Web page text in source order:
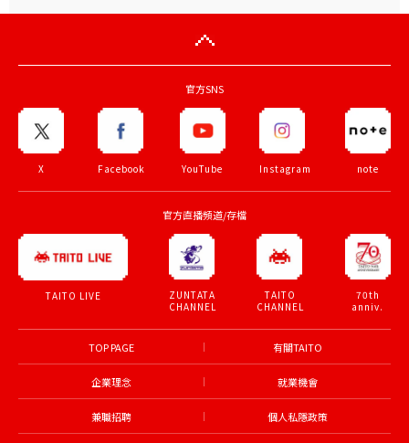
官方SNS
X Facebook YouTube Instagram note
官方直播頻道/存檔
TAITO LIVE
ZUNTATA
CHANNEL
TAITO
CHANNEL
70th
anniv.
TOP PAGE 有關TAITO
企業理念 就業機會
兼職招聘 個人私隱政策